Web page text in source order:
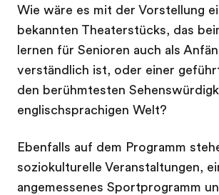
Wie wäre es mit der Vorstellung
bekannten Theaterstücks, das
lernen für Senioren auch als
verständlich ist, oder einer
den berühmtesten
englischsprachigen Welt?
Ebenfalls auf dem Programm
soziokulturelle Veranstaltungen,
angemessenes Sportprogramm